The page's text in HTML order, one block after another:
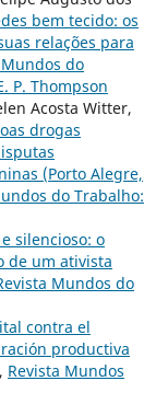
bem tecido: os
relações para
do
P. Thompson
Acosta Witter,
drogas
(Porto Alegre,
do Trabalho:
silencioso: o
de um ativista
Mundos do
contra el
productiva
, Revista Mundos